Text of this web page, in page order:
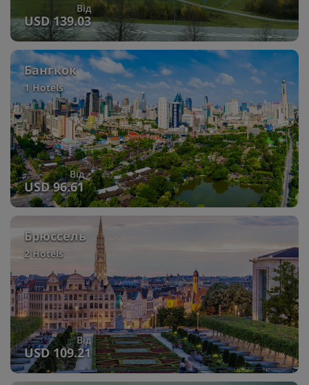
Від
USD 139.03
Бангкок
1 Hotels
Від
USD 96.61
Брюссель
2 Hotels
Від
USD 109.21